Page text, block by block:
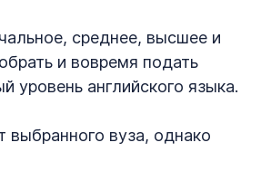
среднее, высшее и
и вовремя подать
английского языка.
выбранного вуза, однако